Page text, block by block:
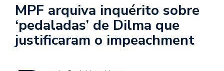
MPF arquiva inquérito sobre
‘pedaladas’ de Dilma que
justificaram o impeachment